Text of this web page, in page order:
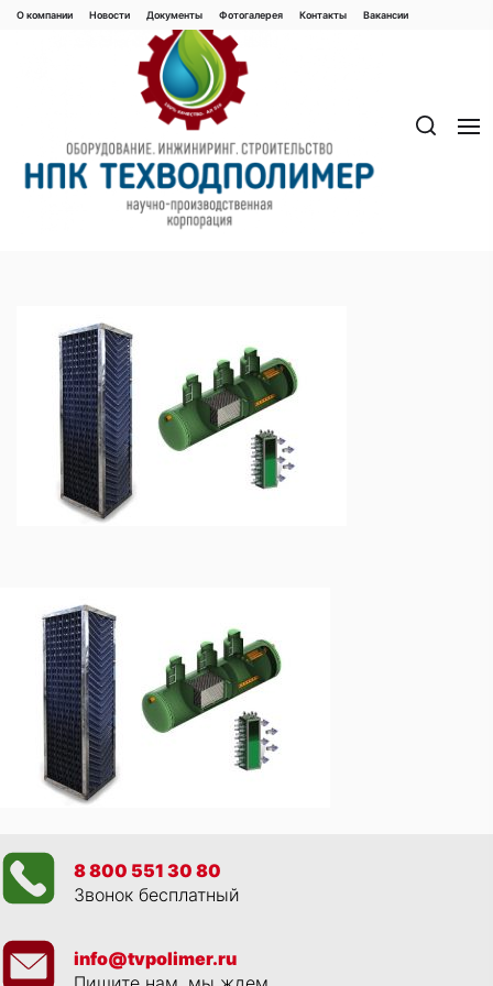
Перейти
О компании Новости Документы Фотогалерея Контaкты Вакaнсии
8 800 551 30 80
Звонок бесплатный
info@tvpolimer.ru